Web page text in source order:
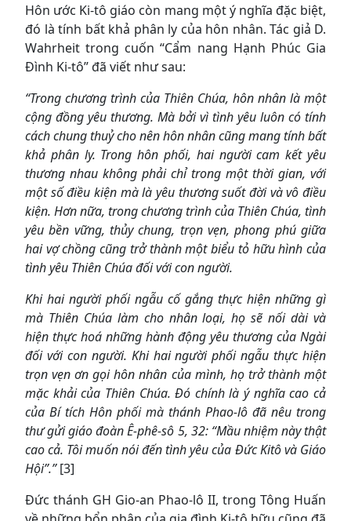
Hôn ước Ki-tô giáo còn mang một ý nghĩa đặc biệt,
đó là tính bất khả phân ly của hôn nhân. Tác giả D.
Wahrheit trong cuốn “Cẩm nang Hạnh Phúc Gia
Đình Ki-tô” đã viết như sau:
“Trong chương trình của Thiên Chúa, hôn nhân là một
cộng đồng yêu thương. Mà bởi vì tình yêu luôn có tính
cách chung thuỷ cho nên hôn nhân cũng mang tính bất
khả phân ly. Trong hôn phối, hai người cam kết yêu
thương nhau không phải chỉ trong một thời gian, với
một số điều kiện mà là yêu thương suốt đời và vô điều
kiện. Hơn nữa, trong chương trình của Thiên Chúa, tình
yêu bền vững, thủy chung, trọn vẹn, phong phú giữa
hai vợ chồng cũng trở thành một biểu tỏ hữu hình của
tình yêu Thiên Chúa đối với con người.
Khi hai người phối ngẫu cố gắng thực hiện những gì
mà Thiên Chúa làm cho nhân loại, họ sẽ nối dài và
hiện thực hoá những hành động yêu thương của Ngài
đối với con người. Khi hai người phối ngẫu thực hiện
trọn vẹn ơn gọi hôn nhân của mình, họ trở thành một
mặc khải của Thiên Chúa. Đó chính là ý nghĩa cao cả
của Bí tích Hôn phối mà thánh Phao-lô đã nêu trong
thư gửi giáo đoàn Ê-phê-sô 5, 32: “Mầu nhiệm này thật
cao cả. Tôi muốn nói đến tình yêu của Đức Kitô và Giáo
Hội”.”[3]
Đức thánh GH Gio-an Phao-lô II, trong Tông Huấn